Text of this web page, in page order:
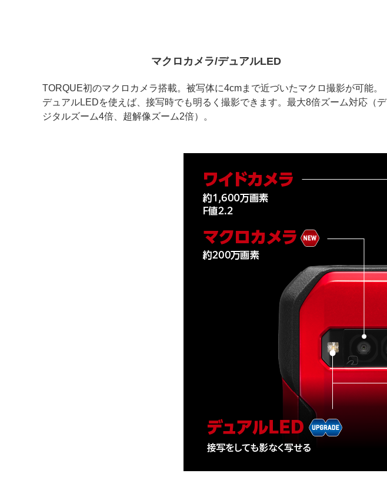
マクロカメラ/デュアルLED
TORQUE初のマクロカメラ搭載。被写体に4cmまで近づいたマクロ撮影が可能。
デュアルLEDを使えば、接写時でも明るく撮影できます。最大8倍ズーム対応（デ
ジタルズーム4倍、超解像ズーム2倍）。